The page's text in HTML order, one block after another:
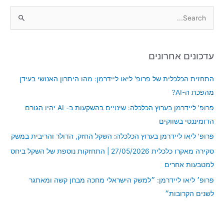
r
:
עדכונים אחרונים
התחזית הכלכלית של פרופ' ליאו ליידרמן: מהו היתרון האנושי בעידן
מהפכת ה-AI?
פרופ' ליידרמן בערוץ הכלכלה: שינויים בהשקעות ב- AI יהיו הגורם
הדומיננטי בשווקים
פרופ' ליאו ליידרמן בערוץ הכלכלה: השקל החזק, הדולר והריבית במשק
סקירה מאקרו כלכלית 27/05/2026 | התחזקות נוספת של השקל ביחס
למטבעות אחרים
פרופ׳ ליאו ליידרמן: ״למשק הישראלי מחכה מבחן קשה ומאתגר
לשנים הקרובות״